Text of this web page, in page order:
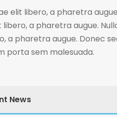
elit libero, a pharetra
libero, a pharetra augue.
a pharetra augue. Donec
porta sem malesuada.
News